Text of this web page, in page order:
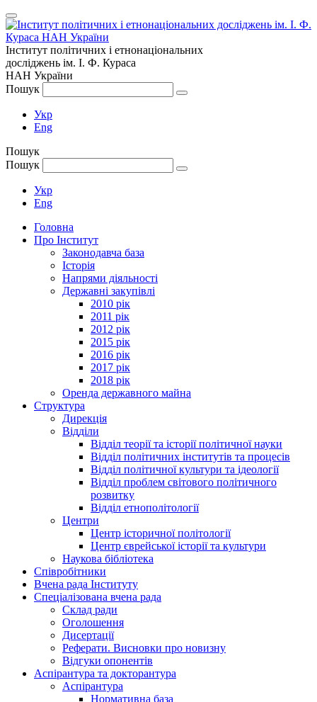
Інститут політичних і етнонаціональних
досліджень ім. І. Ф. Кураса
НАН України
Пошук
Укр
Eng
Пошук
Пошук
Укр
Eng
Головна
Про Інститут
Законодавча база
Історія
Напрями діяльності
Державні закупівлі
2010 рік
2011 рік
2012 рік
2015 рік
2016 рік
2017 рік
2018 рік
Оренда державного майна
Структура
Дирекція
Відділи
Відділ теорії та історії політичної науки
Відділ політичних інститутів та процесів
Відділ політичної культури та ідеології
Відділ проблем світового політичного
розвитку
Відділ етнополітології
Центри
Центр історичної політології
Центр єврейської історії та культури
Наукова бібліотека
Співробітники
Вчена рада Інституту
Спеціалізована вчена рада
Склад ради
Оголошення
Дисертації
Реферати. Висновки про новизну
Відгуки опонентів
Аспірантура та докторантура
Аспірантура
Нормативна база